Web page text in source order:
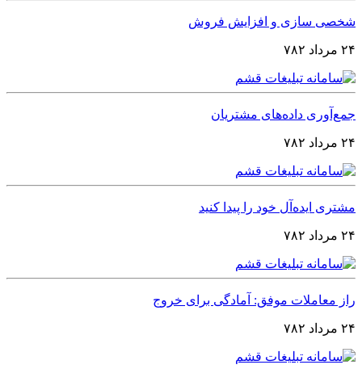
شخصی‌ سازی و افزایش فروش
۲۴ مرداد ۷۸۲
جمع‌آوری داده‌های مشتریان
۲۴ مرداد ۷۸۲
مشتری ایده‌آل خود را پیدا کنید
۲۴ مرداد ۷۸۲
راز معاملات موفق: آمادگی برای خروج
۲۴ مرداد ۷۸۲